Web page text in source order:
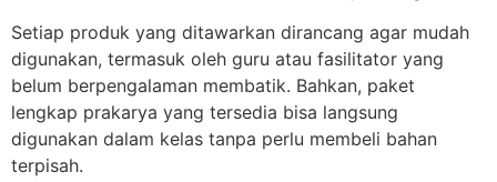
Setiap produk yang ditawarkan dirancang agar mudah
digunakan, termasuk oleh guru atau fasilitator yang
belum berpengalaman membatik. Bahkan, paket
lengkap prakarya yang tersedia bisa langsung
digunakan dalam kelas tanpa perlu membeli bahan
terpisah.